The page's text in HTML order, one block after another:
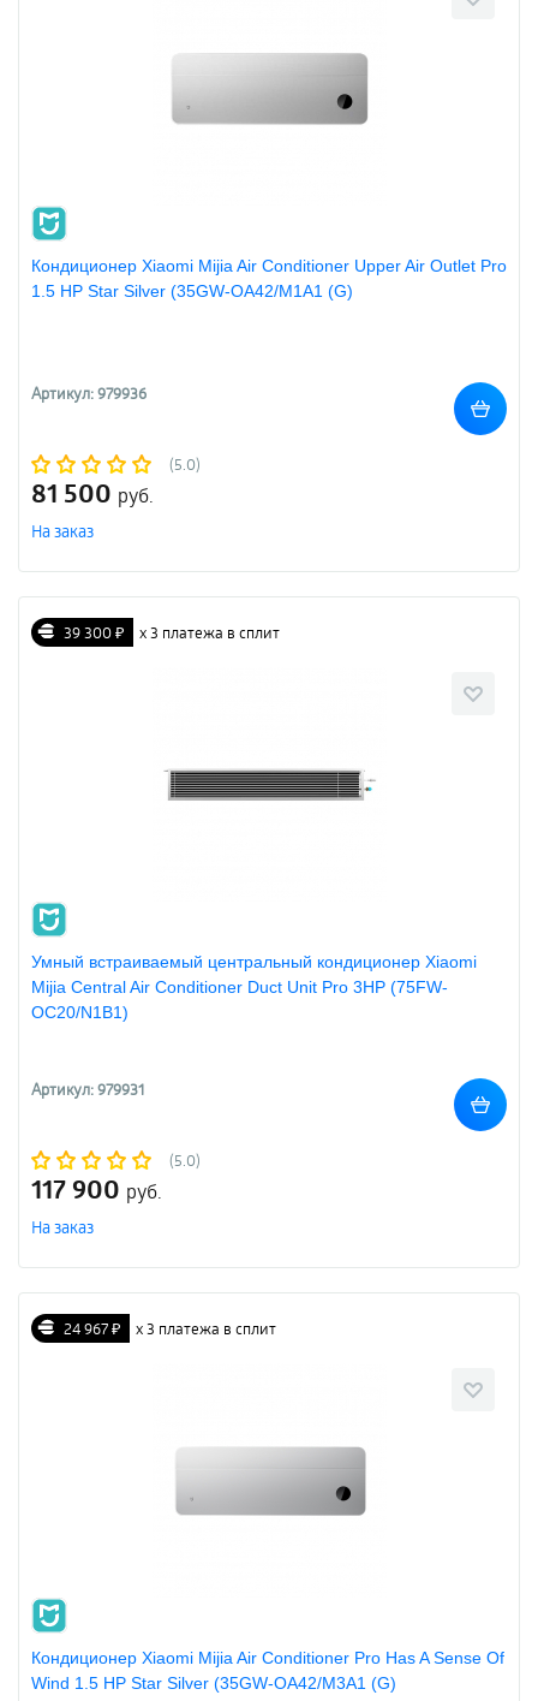
Кондиционер Xiaomi Mijia Air Conditioner Upper Air Outlet Pro
1.5 HP Star Silver (35GW-OA42/M1A1 (G)
Артикул: 979936
(5.0)
81 500 руб.
На заказ
39 300 ₽ х 3 платежа в сплит
Умный встраиваемый центральный кондиционер Xiaomi
Mijia Central Air Conditioner Duct Unit Pro 3HP (75FW-
OC20/N1B1)
Артикул: 979931
(5.0)
117 900 руб.
На заказ
24 967 ₽ х 3 платежа в сплит
Кондиционер Xiaomi Mijia Air Conditioner Pro Has A Sense Of
Wind 1.5 HP Star Silver (35GW-OA42/M3A1 (G)